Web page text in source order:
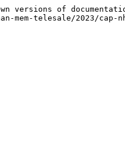
of
telesale/2023/cap-